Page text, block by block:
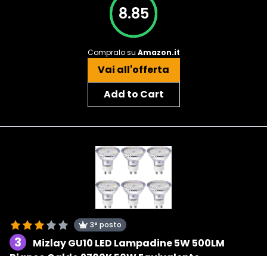
8.85
Compralo su Amazon.it
Vai all'offerta
Add to Cart
3° posto
3
Mizlay GU10 LED Lampadine 5W 500LM